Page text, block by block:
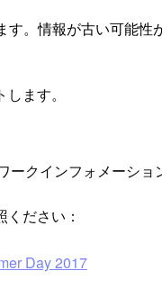
。情報が古い可能性
ます。
ークインフォメーショ
ださい：
Day 2017